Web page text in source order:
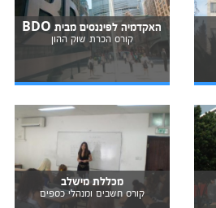
האקדמיה לפיננסים מבית BDO
קורס הכרת שוק ההון
מכללת מישלב
קורס חשבים ומנהלי כספים